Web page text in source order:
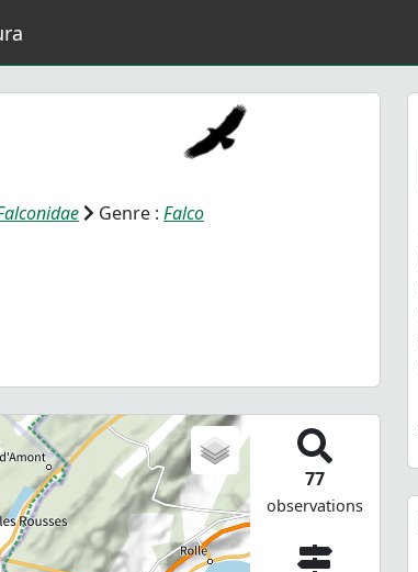
Genre : Falco
77
observations